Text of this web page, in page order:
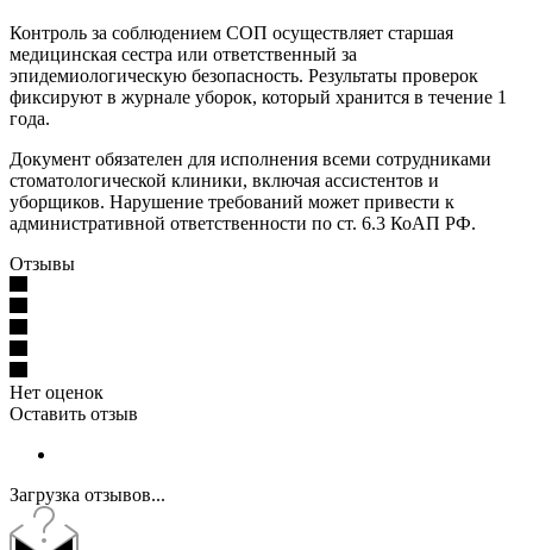
Контроль за соблюдением СОП осуществляет старшая
медицинская сестра или ответственный за
эпидемиологическую безопасность. Результаты проверок
фиксируют в журнале уборок, который хранится в течение 1
года.
Документ обязателен для исполнения всеми сотрудниками
стоматологической клиники, включая ассистентов и
уборщиков. Нарушение требований может привести к
административной ответственности по ст. 6.3 КоАП РФ.
Отзывы
Нет оценок
Оставить отзыв
Загрузка отзывов...